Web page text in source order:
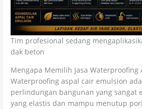
Tim profesional sedang
dak beton
Mengapa Memilih Jasa Waterproofing
Waterproofing aspal cair emulsion
perlindungan bangunan yang sangat
yang elastis dan mampu menutup